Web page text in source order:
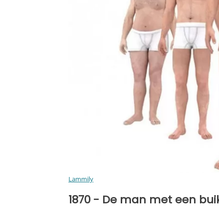
Lammily
1870 - De man met een